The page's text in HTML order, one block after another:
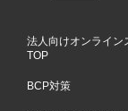
法人向けオンライン
TOP
BCP対策